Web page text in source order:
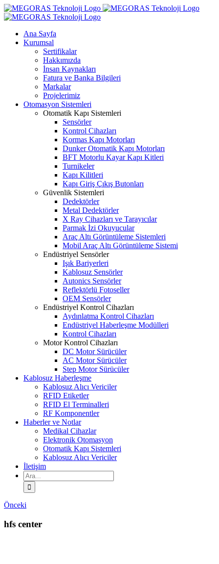
Skip
to
Ana Sayfa
Kurumsal
Sertifikalar
Hakkımızda
İnsan Kaynakları
Fatura ve Banka Bilgileri
Markalar
Projelerimiz
Otomasyon Sistemleri
Otomatik Kapı Sistemleri
Sensörler
Kontrol Cihazları
Kormas Kapı Motorları
Dunker Otomatik Kapı Motorları
BFT Motorlu Kayar Kapı Kitleri
Turnikeler
Kapı Kilitleri
Kapı Giriş Çıkış Butonları
Güvenlik Sistemleri
Dedektörler
Metal Dedektörler
X Ray Cihazları ve Tarayıcılar
Parmak İzi Okuyucular
Araç Altı Görüntüleme Sistemleri
Mobil Araç Altı Görüntüleme Sistemi
Endüstriyel Sensörler
Işık Bariyerleri
Kablosuz Sensörler
Autonics Sensörler
Reflektörlü Fotoseller
OEM Sensörler
Endüstriyel Kontrol Cihazları
Aydınlatma Kontrol Cihazları
Endüstriyel Haberleşme Modülleri
Kontrol Cihazları
Motor Kontrol Cihazları
DC Motor Sürücüler
AC Motor Sürücüler
Step Motor Sürücüler
Kablosuz Haberleşme
Kablosuz Alıcı Vericiler
RFID Etiketler
RFID El Terminalleri
RF Komponentler
Haberler ve Notlar
Medikal Cihazlar
Elektronik Otomasyon
Otomatik Kapı Sistemleri
Kablosuz Alıcı Vericiler
İletişim
Ara:
Önceki
hfs center